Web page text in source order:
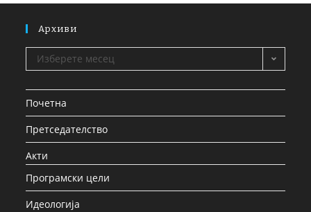
Архиви
Изберете месец
Почетна
Претседателство
Акти
Програмски цели
Идеологија